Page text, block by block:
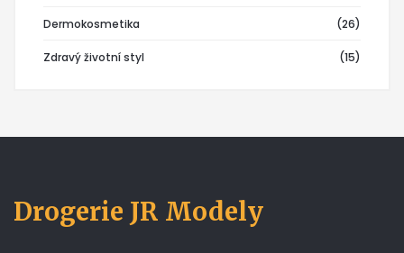
Dermokosmetika (26)
Zdravý životní styl (15)
Drogerie JR Modely